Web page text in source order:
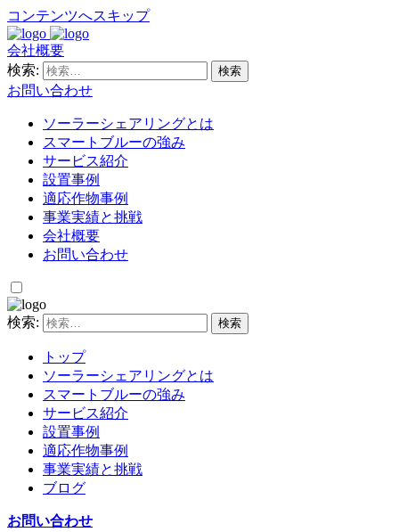
コンテンツへスキップ
会社概要
検索:
お問い合わせ
ソーラーシェアリングとは
スマートブルーの強み
サービス紹介
設置事例
適応作物事例
事業実績と挑戦
会社概要
お問い合わせ
検索:
トップ
ソーラーシェアリングとは
スマートブルーの強み
サービス紹介
設置事例
適応作物事例
事業実績と挑戦
ブログ
お問い合わせ